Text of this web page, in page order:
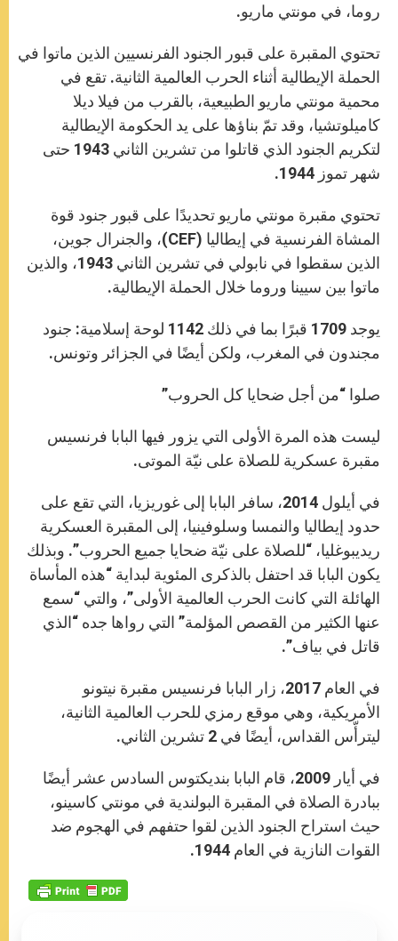
روما، في مونتي ماريو.
تحتوي المقبرة على قبور الجنود الفرنسيين الذين ماتوا في
الحملة الإيطالية أثناء الحرب العالمية الثانية. تقع في
محمية مونتي ماريو الطبيعية، بالقرب من فيلا ديلا
كاميلوتشيا، وقد تمّ بناؤها على يد الحكومة الإيطالية
لتكريم الجنود الذي قاتلوا من تشرين الثاني 1943 حتى
شهر تموز 1944.
تحتوي مقبرة مونتي ماريو تحديدًا على قبور جنود قوة
المشاة الفرنسية في إيطاليا (CEF)، والجنرال جوين،
الذين سقطوا في نابولي في تشرين الثاني 1943، والذين
ماتوا بين سيينا وروما خلال الحملة الإيطالية.
يوجد 1709 قبرًا بما في ذلك 1142 لوحة إسلامية: جنود
مجندون في المغرب، ولكن أيضًا في الجزائر وتونس.
صلوا “من أجل ضحايا كل الحروب”
ليست هذه المرة الأولى التي يزور فيها البابا فرنسيس
مقبرة عسكرية للصلاة على نيّة الموتى.
في أيلول 2014، سافر البابا إلى غوريزيا، التي تقع على
حدود إيطاليا والنمسا وسلوفينيا، إلى المقبرة العسكرية
ريديبوغليا، “للصلاة على نيّة ضحايا جميع الحروب”. وبذلك
يكون البابا قد احتفل بالذكرى المئوية لبداية “هذه المأساة
الهائلة التي كانت الحرب العالمية الأولى”، والتي “سمع
عنها الكثير من القصص المؤلمة” التي رواها جده “الذي
قاتل في بياف”.
في العام 2017، زار البابا فرنسيس مقبرة نيتونو
الأمريكية، وهي موقع رمزي للحرب العالمية الثانية،
ليترأّس القداس، أيضًا في 2 تشرين الثاني.
في أيار 2009، قام البابا بنديكتوس السادس عشر أيضًا
ببادرة الصلاة في المقبرة البولندية في مونتي كاسينو،
حيث استراح الجنود الذين لقوا حتفهم في الهجوم ضد
القوات النازية في العام 1944.